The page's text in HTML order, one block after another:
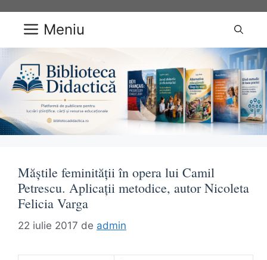
conținut Meniu
Măştile feminităţii în opera lui Camil
Petrescu. Aplicaţii metodice, autor Nicoleta
Felicia Varga
22 iulie 2017 de admin